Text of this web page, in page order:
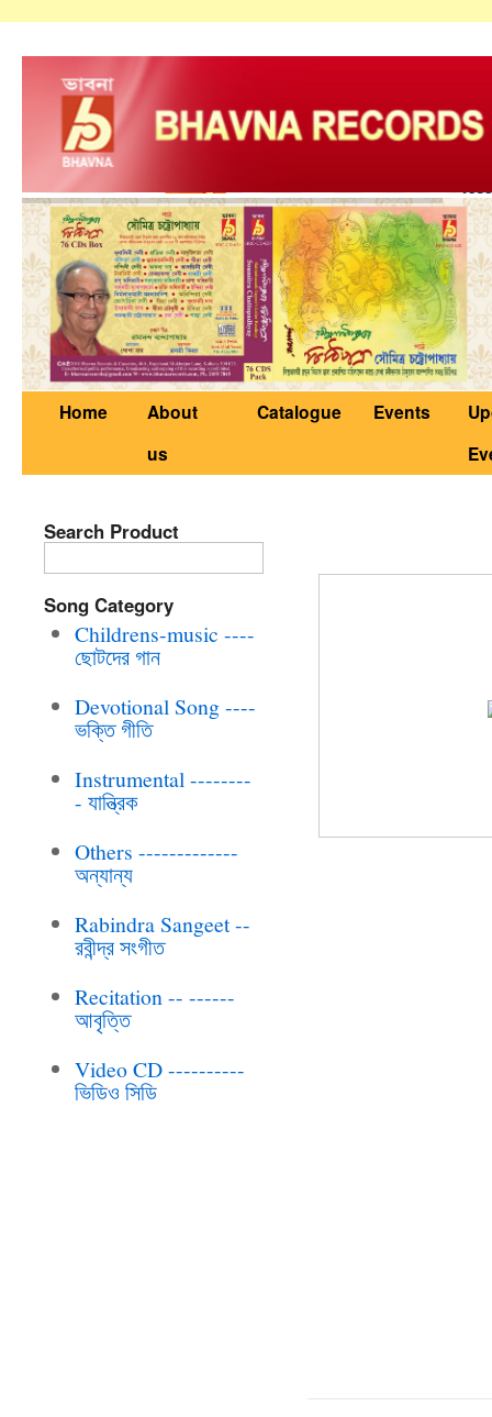
Home
About
us
Catalogue Events
Search Product
Song Category
Childrens-music ----
ছোটদের গান
Devotional Song ----
ভক্তি গীতি
Instrumental --------
- যান্ত্রিক
Others -------------
অন্যান্য
Rabindra Sangeet --
রবীন্দ্র সংগীত
Recitation -- ------
আবৃত্তি
Video CD ----------
ভিডিও সিডি